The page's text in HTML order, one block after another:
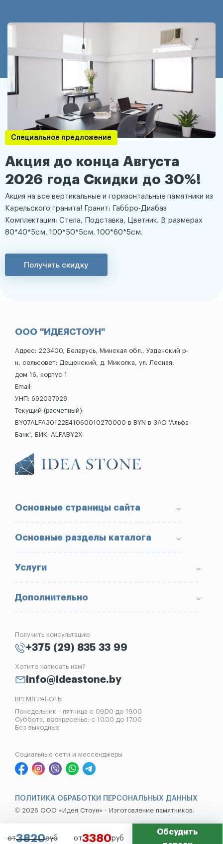
от3820руб от3380руб
Обсудить
Специальное предложение
Акция до конца Августа
2026 года Скидки до 30%!
Акция на все вертикальные и горизонтальные памятники из
Карельского гранита! Гранит: Габбро-Диабаз
Комплектация: Стела, Подставка, Цветник. В размерах
80*40*5см. 100*50*5см. 100*60*5см.
Получить скидку
ООО "ИДЕЯСТОУН"
Адрес: 223400, Беларусь, Минская обл., Узденский р-
н, сельсовет: Дещенский, д. Миколка, ул. Лесная,
дом 16, корпус 1
Email:
УНП: 692037928
Текущий (расчетный):
BY07ALFA30122E41060010270000 в BYN в ЗАО 'Альфа-
Банк', БИК: ALFABY2X
Основные страницы сайта
О компании
Доставка и оплата
Условия возврата товара
Портфолио
Вопрос-Ответ
Блог
Контакты
Основные разделы каталога
Памятники
Ограды
Надгробные плиты
Вазы
Услуги
Благоустройство могил
Изготовление памятников
Рассрочка на памятник
Реставрация памятников
Демонтаж памятников
Дополнительно
Получить консультацию
+375 (29) 835 33 99
Хотите написать нам?
info@ideastone.by
ВРЕМЯ РАБОТЫ
Понедельник - пятница с 09.00 до 19.00
Суббота, воскресенье: с 10.00 до 17.00
Без выходных
Социальные сети и мессенджеры
© 2026 ООО «Идея Стоун» - Изготовление памятников.
ПОЛИТИКА ОБРАБОТКИ ПЕРСОНАЛЬНЫХ ДАННЫХ